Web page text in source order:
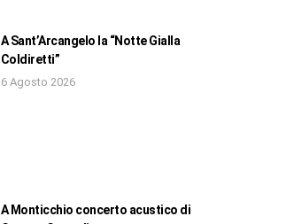
A Sant’Arcangelo la “Notte Gialla
Coldiretti”
6 Agosto 2026
A Monticchio concerto acustico di